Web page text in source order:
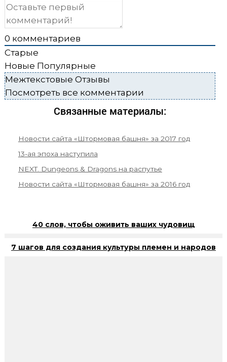
0 комментариев
Старые
Новые Популярные
Межтекстовые Отзывы
Посмотреть все комментарии
Связанные материалы:
Новости сайта «Штормовая башня» за 2017 год
13-ая эпоха наступила
NEXT. Dungeons & Dragons на распутье
Новости сайта «Штормовая башня» за 2016 год
40 слов, чтобы оживить ваших чудовищ
7 шагов для создания культуры племен и народов